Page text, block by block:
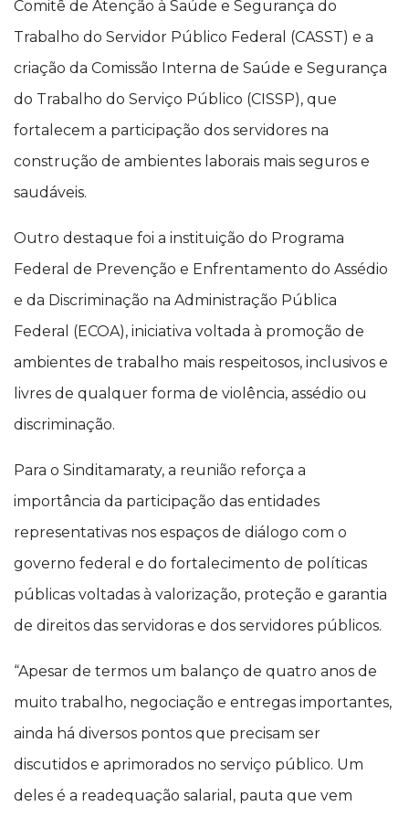
Comitê de Atenção à Saúde e Segurança do
Trabalho do Servidor Público Federal (CASST) e a
criação da Comissão Interna de Saúde e Segurança
do Trabalho do Serviço Público (CISSP), que
fortalecem a participação dos servidores na
construção de ambientes laborais mais seguros e
saudáveis.
Outro destaque foi a instituição do Programa
Federal de Prevenção e Enfrentamento do Assédio
e da Discriminação na Administração Pública
Federal (ECOA), iniciativa voltada à promoção de
ambientes de trabalho mais respeitosos, inclusivos e
livres de qualquer forma de violência, assédio ou
discriminação.
Para o Sinditamaraty, a reunião reforça a
importância da participação das entidades
representativas nos espaços de diálogo com o
governo federal e do fortalecimento de políticas
públicas voltadas à valorização, proteção e garantia
de direitos das servidoras e dos servidores públicos.
“Apesar de termos um balanço de quatro anos de
muito trabalho, negociação e entregas importantes,
ainda há diversos pontos que precisam ser
discutidos e aprimorados no serviço público. Um
deles é a readequação salarial, pauta que vem